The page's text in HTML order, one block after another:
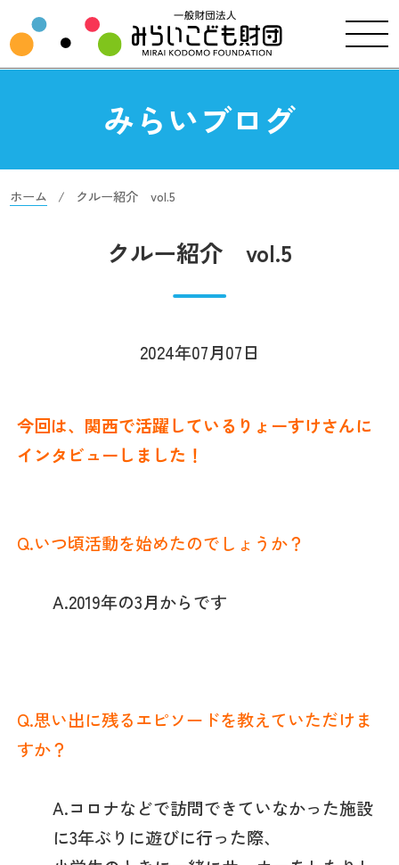
みらいブログ
ホーム クルー紹介 vol.5
クルー紹介 vol.5
2024年07月07日
今回は、関西で活躍しているりょーすけさんに
インタビューしました！
Q.いつ頃活動を始めたのでしょうか？
A.2019年の3月からです
Q.思い出に残るエピソードを教えていただけま
すか？
A.コロナなどで訪問できていなかった施設
に3年ぶりに遊びに行った際、